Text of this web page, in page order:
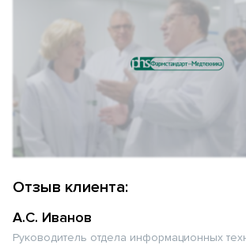
Отзыв клиента:
А.С. Иванов
Руководитель отдела информационных